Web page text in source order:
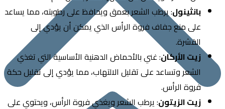
بانثينول: يرطب الشعر بعمق ويحافظ على رطوبته، مما يساعد
على منع جفاف فروة الرأس الذي يمكن أن يؤدي إلى
القشرة.
زيت الأركان: غني بالأحماض الدهنية الأساسية التي تغذي
الشعر وتساعد على تقليل الالتهاب، مما يؤدي إلى تقليل حكة
فروة الرأس.
زيت الزيتون: يرطب الشعر ويغذي فروة الرأس، ويحتوي على